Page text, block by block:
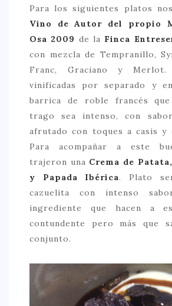
Para los siguientes platos
Vino de Autor del propio
Osa 2009 de la Finca
con mezcla de Tempranillo,
Franc, Graciano y Merlot.
vinificadas por separado y
barrica de roble francés
trago sea intenso, con
afrutado con toques a casis y
Para acompañar a este
trajeron una Crema de
y Papada Ibérica. Plato
cazuelita con intenso
ingrediente que hacen a
contundente pero más que
conjunto.